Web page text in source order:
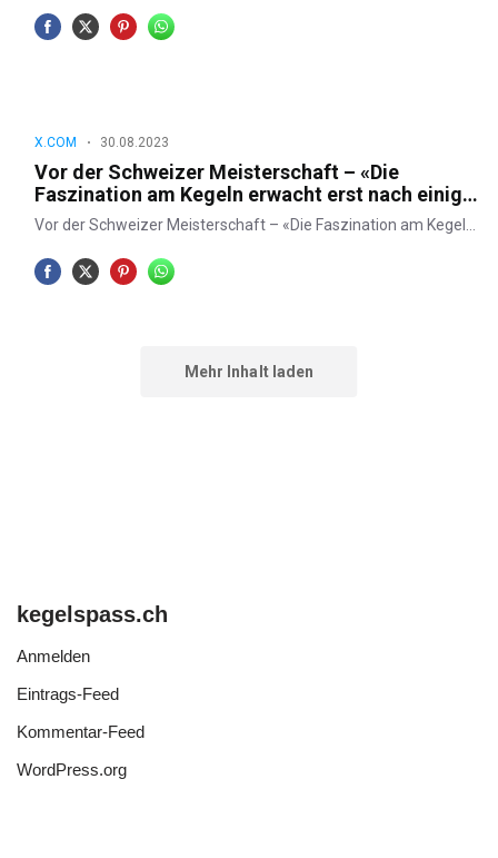
kegelspass.ch
Anmelden
Eintrags-Feed
Kommentar-Feed
WordPress.org